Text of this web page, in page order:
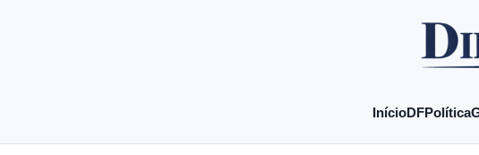
InícioDFPolítica